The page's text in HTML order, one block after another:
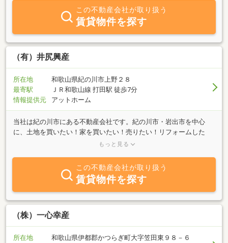
ズにお答えする為に、当社では平日から空地・空家の物件調査をか
け、新鮮な情報をお届けしてまいります。
この不動産会社が取り扱う
賃貸物件を探す
（有）井尻興産
所在地
和歌山県紀の川市上野２８
最寄駅
ＪＲ和歌山線 打田駅 徒歩7分
情報提供元
アットホーム
当社は紀の川市にある不動産会社です。紀の川市・岩出市を中心
に、土地を買いたい！家を買いたい！売りたい！リフォームした
い！というお客様に寄り添い、夢を実現させるお手伝いをさせてい
問い合わせ心よりお待ちしております。
もっと見る
この不動産会社が取り扱う
賃貸物件を探す
（株）一心幸産
所在地
和歌山県伊都郡かつらぎ町大字笠田東９８－６